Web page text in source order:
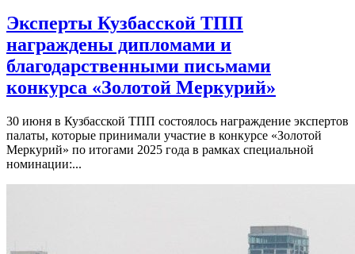
Эксперты Кузбасской ТПП
награждены дипломами и
благодарственными письмами
конкурса «Золотой Меркурий»
30 июня в Кузбасской ТПП состоялось награждение экспертов
палаты, которые принимали участие в конкурсе «Золотой
Меркурий» по итогами 2025 года в рамках специальной
номинации:...